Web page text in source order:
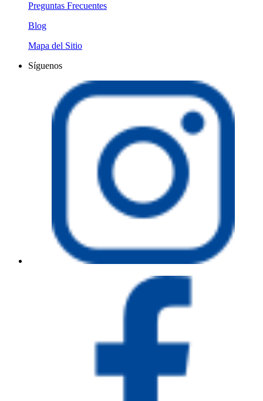
Preguntas Frecuentes
Blog
Mapa del Sitio
Síguenos